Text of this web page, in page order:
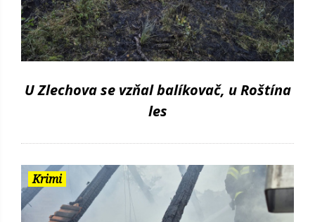
U Zlechova se vzňal balíkovač, u Roštína
les
Krimi